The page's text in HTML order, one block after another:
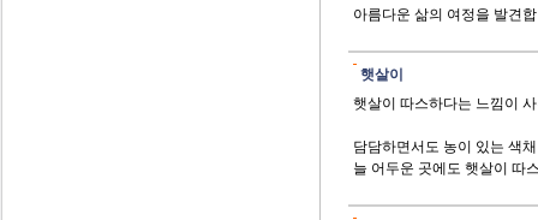
아름다운 삶의 여정을 발견
햇살이
햇살이 따스하다는 느낌이
담담하면서도 농이 있는 색
늘 어두운 곳에도 햇살이 따